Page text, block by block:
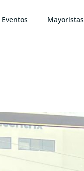
Eventos Mayoristas